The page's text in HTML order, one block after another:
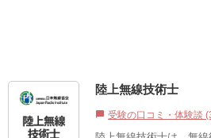
陸上無線技術士
chat_bubble 受験の口コミ・体験談